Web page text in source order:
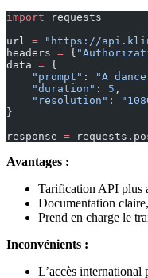
import requests
url = "https://
headers = {
data = {
    "prompt"
: "A
    "duration"
: 5 ,
    "resolution"
:
}
response =
Avantages :
Tarification API plus
Documentation
Prend en charge le
Inconvénients :
L’accès international